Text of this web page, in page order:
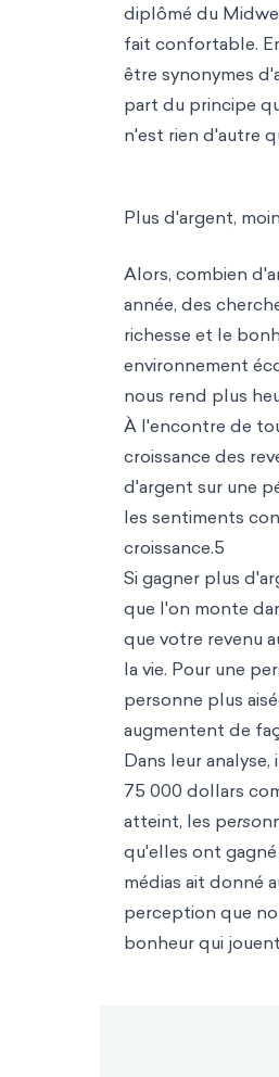
diplômé du
fait confortable.
être synonymes
part du principe
n'est rien d'autre
Plus d'argent,
Alors, combien
année, des
richesse et le
environnement
nous rend plus
À l'encontre de
croissance des
d'argent sur une
les sentiments
croissance.5
Si gagner plus
que l'on monte
que votre revenu
la vie. Pour une
personne plus
augmentent de
Dans leur
75 000 dollars
atteint, les perso
qu'elles ont
médias ait donné
perception que
bonheur qui